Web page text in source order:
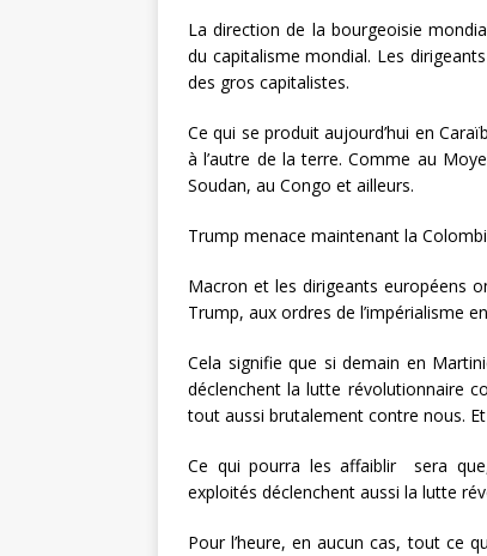
La direction de la bourgeoisie
du capitalisme mondial. Les
des gros capitalistes.
Ce qui se produit aujourd’hui en
à l’autre de la terre. Comme au
Soudan, au Congo et ailleurs.
Trump menace maintenant la
Macron et les dirigeants européens
Trump, aux ordres de l’impérialisme
Cela signifie que si demain en
déclenchent la lutte révolutionnaire
tout aussi brutalement contre nous.
Ce qui pourra les affaiblir sera
exploités déclenchent aussi la lutte
Pour l’heure, en aucun cas, tout ce